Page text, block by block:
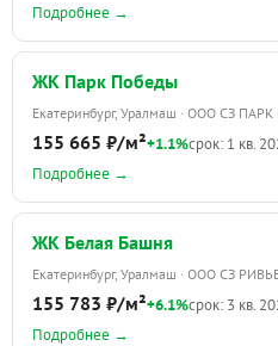
Подробнее →
ЖК Парк Победы
Екатеринбург, Уралмаш · ООО СЗ
155 665 ₽/м²+1.1%срок: 1 кв.
Подробнее →
ЖК Белая Башня
Екатеринбург, Уралмаш · ООО СЗ
155 783 ₽/м²+6.1%срок: 3 кв.
Подробнее →